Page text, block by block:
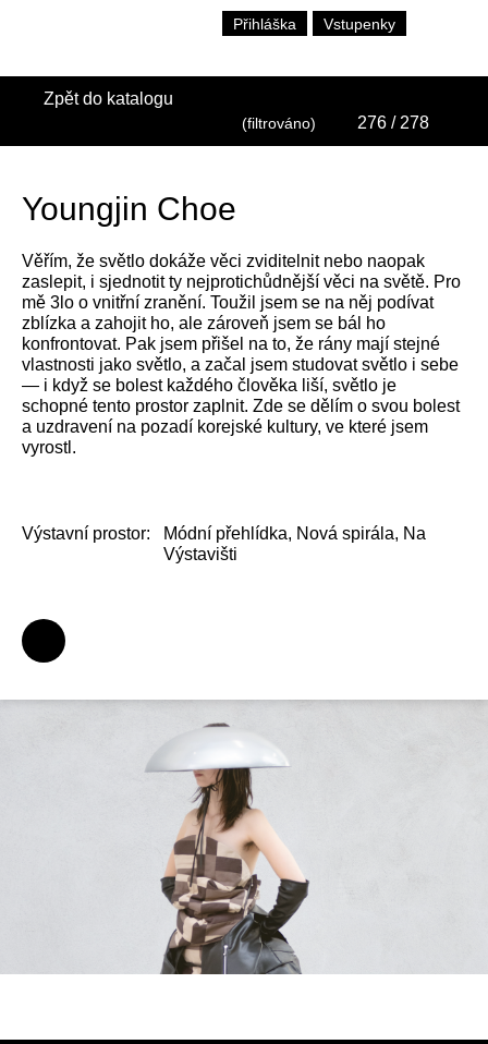
Přihláška Vstupenky
Zpět do katalogu
(filtrováno) 276 / 278
Youngjin Choe
Věřím, že světlo dokáže věci zviditelnit nebo naopak
zaslepit, i sjednotit ty nejprotichůdnější věci na světě. Pro
mě 3lo o vnitřní zranění. Toužil jsem se na něj podívat
zblízka a zahojit ho, ale zároveň jsem se bál ho
konfrontovat. Pak jsem přišel na to, že rány mají stejné
vlastnosti jako světlo, a začal jsem studovat světlo i sebe
— i když se bolest každého člověka liší, světlo je
schopné tento prostor zaplnit. Zde se dělím o svou bolest
a uzdravení na pozadí korejské kultury, ve které jsem
vyrostl.
Výstavní prostor:
Módní přehlídka, Nová spirála, Na
Výstavišti